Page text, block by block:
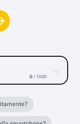
0 / 1000